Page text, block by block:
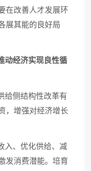
在改善人才发展环
展其能的良好局
动经济实现良性循
给侧结构性改革有
，增强对经济增长
入、优化供给、减
发消费潜能。培育